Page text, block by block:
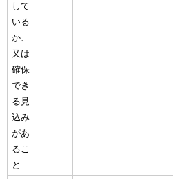
して
いる
か、
又は
確保
でき
る見
込み
があ
るこ
と